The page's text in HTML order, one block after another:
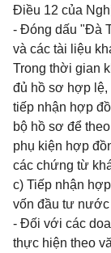
Điều 12 của
- Đóng dấu "Đà
và các tài liệu
Trong thời gian
đủ hồ sơ hợp lệ,
tiếp nhận hợp
bộ hồ sơ để
phụ kiện hợp
các chứng từ
c) Tiếp nhận
vốn đầu tư nước
- Đối với các
thực hiện theo